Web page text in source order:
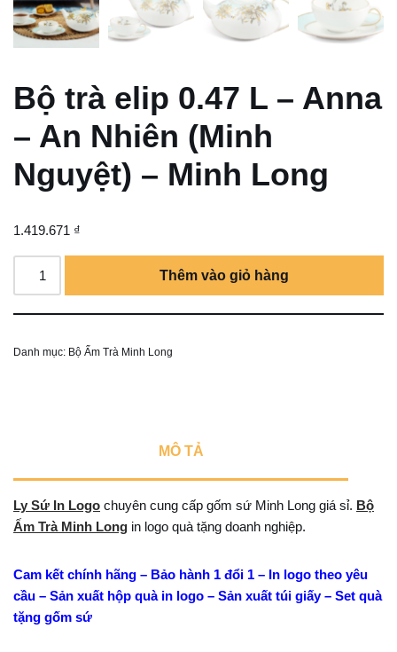
Bộ trà elip 0.47 L – Anna
– An Nhiên (Minh
Nguyệt) – Minh Long
1.419.671 ₫
Thêm vào giỏ hàng
Danh mục: Bộ Ấm Trà Minh Long
MÔ TẢ
Ly Sứ In Logo chuyên cung cấp gốm sứ Minh Long giá sỉ. Bộ
Ấm Trà Minh Long in logo quà tặng doanh nghiệp.
Cam kết chính hãng – Bảo hành 1 đổi 1 – In logo theo yêu
cầu – Sản xuất hộp quà in logo – Sản xuất túi giấy – Set quà
tặng gốm sứ